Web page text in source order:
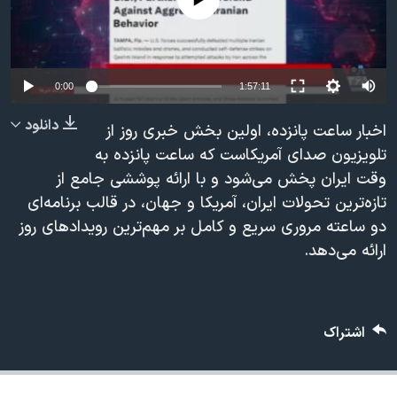
فرهنگ و زندگی
حقوق شهروندی
اقتصادی
اسرائیل در جنگ
گالری عکس
آرشیو پخش زنده
مستندها
انتخابات ریاست جمهوری آمریکا ۲۰۲۴
حمله جمهوری اسلامی به اسرائیل
ورزش زنان در ایران
اعتراضات زن، زندگی، آزادی
مجموعه مستندهای دادخواهی
تریبونال مردمی آبان ۹۸
قانون شفافیت دارائی کادر رهبری ایران
اعتراضات مردمی آبان ۹۸
دنبال کنید
زبانهای مختلف
Auto
240p
360p
480p
720p
1080p
0:00 1:57:11
480p
720p
دانلود
اخبار ساعت پانزده، اولین بخش خبری روز از
تلویزیون صدای آمریکاست که ساعت پانزده به
وقت ایران پخش می‌شود و با ارائه پوششی جامع از
تازه‌ترین تحولات ایران، آمریکا و جهان، در قالب برنامه‌ای
دو ساعته مروری سریع و کامل بر مهم‌ترین رویدادهای روز
ارائه می‌دهد.
اشتراک